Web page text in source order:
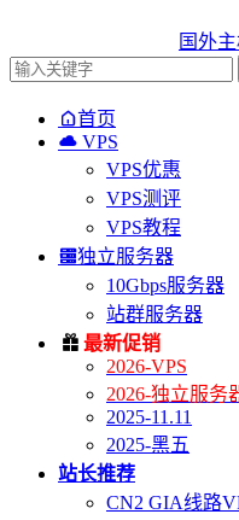
国外
首页
 VPS
VPS优惠
VPS测评
VPS教程
独立服务器
10Gbps服务器
站群服务器
 最新促销
2026-VPS
2026-独立服务
2025-11.11
2025-黑五
站长推荐
CN2 GIA线路